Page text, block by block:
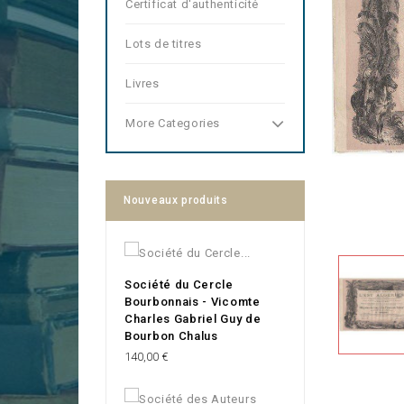
Certificat d'authenticité
Lots de titres
Livres
More Categories
Nouveaux produits
Société du Cercle
Bourbonnais - Vicomte
Charles Gabriel Guy de
Bourbon Chalus
Prix
140,00 €